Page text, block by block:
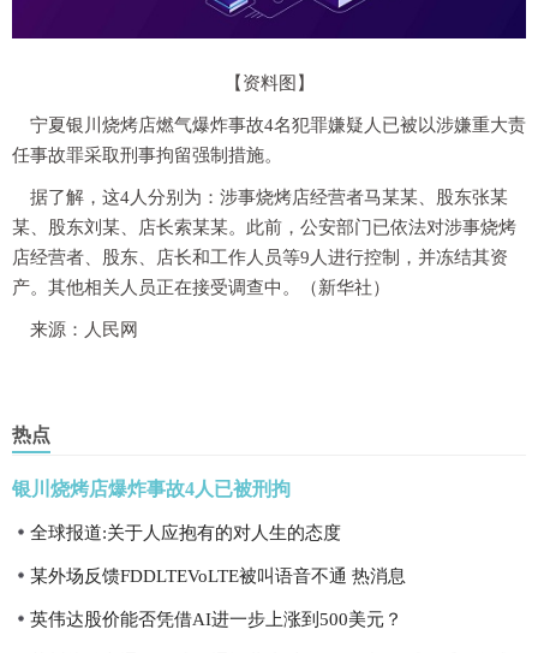
【资料图】
宁夏银川烧烤店燃气爆炸事故4名犯罪嫌疑人已被以涉嫌重大责
任事故罪采取刑事拘留强制措施。
据了解，这4人分别为：涉事烧烤店经营者马某某、股东张某
某、股东刘某、店长索某某。此前，公安部门已依法对涉事烧烤
店经营者、股东、店长和工作人员等9人进行控制，并冻结其资
产。其他相关人员正在接受调查中。（新华社）
来源：人民网
热点
银川烧烤店爆炸事故4人已被刑拘
全球报道:关于人应抱有的对人生的态度
某外场反馈FDDLTEVoLTE被叫语音不通 热消息
英伟达股价能否凭借AI进一步上涨到500美元？